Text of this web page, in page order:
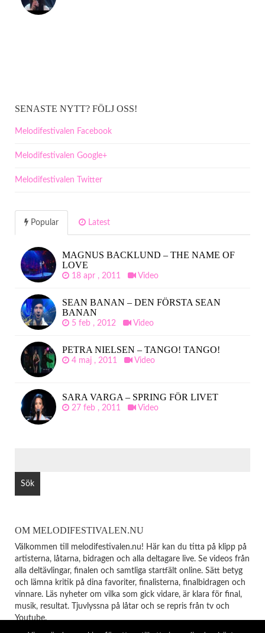
SENASTE NYTT? FÖLJ OSS!
Melodifestivalen Facebook
Melodifestivalen Google+
Melodifestivalen Twitter
Popular Latest
MAGNUS BACKLUND – THE NAME OF
LOVE
18 apr , 2011 Video
SEAN BANAN – DEN FÖRSTA SEAN
BANAN
5 feb , 2012 Video
PETRA NIELSEN – TANGO! TANGO!
4 maj , 2011 Video
SARA VARGA – SPRING FÖR LIVET
27 feb , 2011 Video
OM MELODIFESTIVALEN.NU
Välkommen till melodifestivalen.nu! Här kan du titta på klipp på
artisterna, låtarna, bidragen och alla deltagare live. Se videos från
alla deltävlingar, finalen och samtliga startfält online. Sätt betyg
och lämna kritik på dina favoriter, finalisterna, finalbidragen och
vinnare. Läs nyheter om vilka som gick vidare, är klara för final,
musik, resultat. Tjuvlyssna på låtar och se repris från tv och
Youtube.